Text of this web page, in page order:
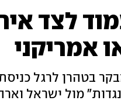
לצד
אמריקני
בטהרן לרגל
מול ישראל